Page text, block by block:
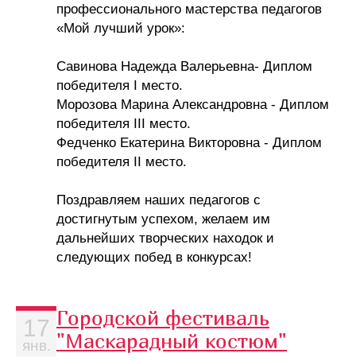
профессионального мастерства педагогов
«Мой лучший урок»:
Савинова Надежда Валерьевна- Диплом
победителя I место.
Морозова Марина Александровна - Диплом
победителя III место.
Федченко Екатерина Викторовна - Диплом
победителя II место.
Поздравляем наших педагогов с
достигнутым успехом, желаем им
дальнейших творческих находок и
следующих побед в конкурсах!
17
янв.
Городской фестиваль
"Маскарадный костюм"